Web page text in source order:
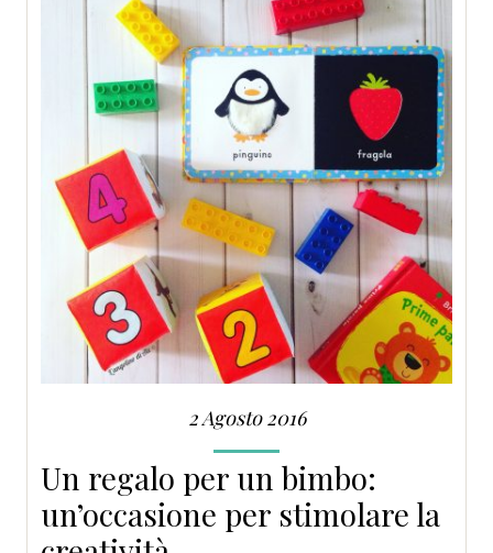
2 Agosto 2016
Un regalo per un bimbo:
un’occasione per stimolare la